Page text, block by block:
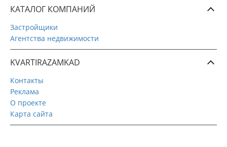
КАТАЛОГ КОМПАНИЙ
Застройщики
Агентства недвижимости
KVARTIRAZAMKAD
Контакты
Реклама
О проекте
Карта сайта